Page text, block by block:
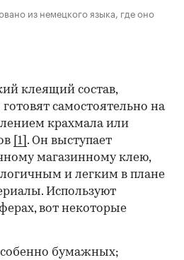
из немецкого языка, где оно
клеящий состав,
самостоятельно на
крахмала или
[1] . Он выступает
магазинному клею,
и легким в плане
Используют
вот некоторые
бумажных;